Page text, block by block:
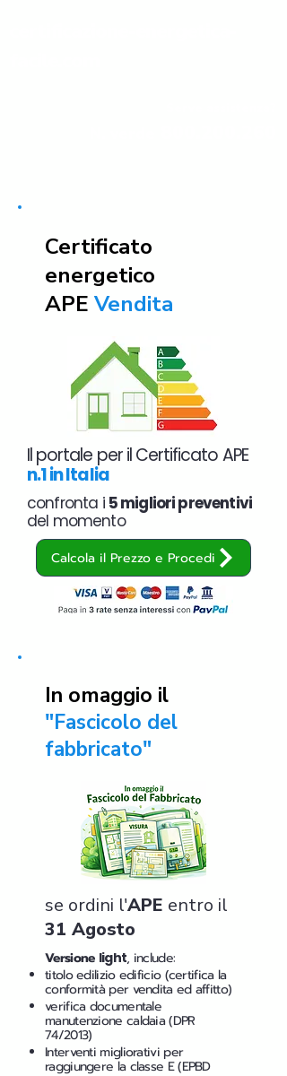
Certificato
energetico
APE Vendita
Il portale per il Certificato APE
n.1 in Italia
confronta i 5 migliori preventivi
del momento
Calcola il Prezzo e Procedi
In omaggio il
"Fascicolo del
fabbricato"
se ordini l'APE entro il
31 Agosto
Versione light, include:
titolo edilizio edificio (certifica la
conformità per vendita ed affitto)
verifica documentale
manutenzione caldaia (DPR
74/2013)
Interventi migliorativi per
raggiungere la classe E (EPBD